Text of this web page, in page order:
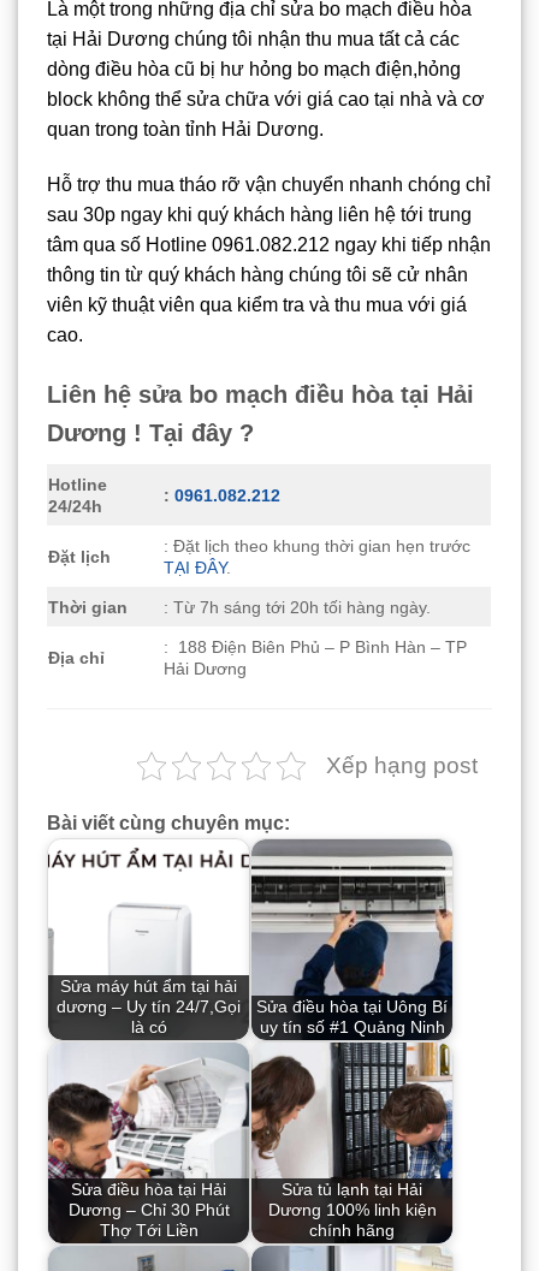
Là một trong những địa chỉ sửa bo mạch điều hòa
tại Hải Dương chúng tôi nhận thu mua tất cả các
dòng điều hòa cũ bị hư hỏng bo mạch điện,hỏng
block không thể sửa chữa với giá cao tại nhà và cơ
quan trong toàn tỉnh Hải Dương.
Hỗ trợ thu mua tháo rỡ vận chuyển nhanh chóng chỉ
sau 30p ngay khi quý khách hàng liên hệ tới trung
tâm qua số Hotline 0961.082.212 ngay khi tiếp nhận
thông tin từ quý khách hàng chúng tôi sẽ cử nhân
viên kỹ thuật viên qua kiểm tra và thu mua với giá
cao.
Liên hệ sửa bo mạch điều hòa tại Hải
Dương ! Tại đây ?
Hotline
24/24h
:0961.082.212
Đặt lịch
: Đặt lịch theo khung thời gian hẹn trước
TẠI ĐÂY.
Thời gian : Từ 7h sáng tới 20h tối hàng ngày.
Địa chỉ
: 188 Điện Biên Phủ – P Bình Hàn – TP
Hải Dương
Xếp hạng post
Bài viết cùng chuyên mục:
Sửa máy hút ẩm tại hải
dương – Uy tín 24/7,Gọi
là có
Sửa điều hòa tại Uông Bí
uy tín số #1 Quảng Ninh
Sửa điều hòa tại Hải
Dương – Chỉ 30 Phút
Thợ Tới Liền
Sửa tủ lạnh tại Hải
Dương 100% linh kiện
chính hãng